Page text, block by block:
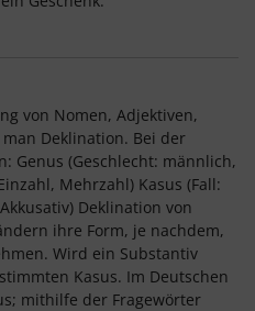
von Nomen, Adjektiven,
Deklination. Bei der
Genus (Geschlecht: männlich,
Mehrzahl) Kasus (Fall:
Deklination von
ihre Form, je nachdem,
Wird ein Substantiv
Kasus. Im Deutschen
mithilfe der Fragewörter